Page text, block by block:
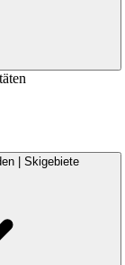
| Skigebiete